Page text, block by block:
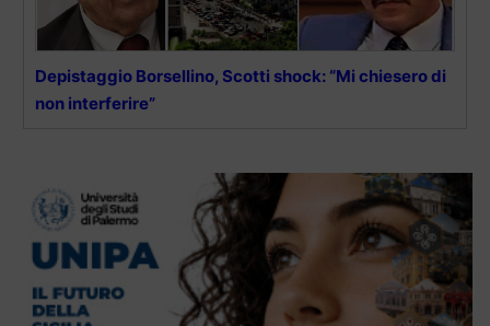
Depistaggio Borsellino, Scotti shock: “Mi chiesero di
non interferire”